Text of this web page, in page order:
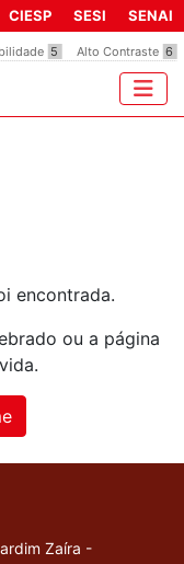
5 Alto Contraste 6
CIESP SESI SENAI
encontrada.
ou a página
Zaíra -